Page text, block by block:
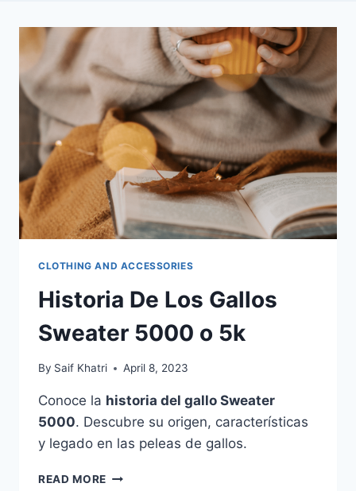
CLOTHING AND ACCESSORIES
Historia De Los Gallos
Sweater 5000 o 5k
By Saif Khatri April 8, 2023
Conoce la historia del gallo Sweater
5000. Descubre su origen, características
y legado en las peleas de gallos.
READ MORE HISTORIA